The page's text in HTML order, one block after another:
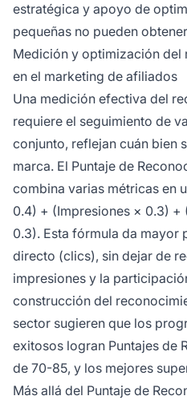
estratégica y apoyo de
pequeñas no pueden
Medición y optimización del
en el marketing de afiliados
Una medición efectiva del
requiere el seguimiento de
conjunto, reflejan cuán bien
marca. El Puntaje de
combina varias métricas en
0.4) + (Impresiones × 0.3) +
0.3). Esta fórmula da mayor
directo (clics), sin dejar de
impresiones y la
construcción del
sector sugieren que los
exitosos logran Puntajes de
de 70-85, y los mejores
Más allá del Puntaje de